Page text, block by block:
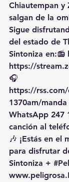
Chiautempan y
salgan de la
Sigue
del estado de
Sintoniza en:📻
https://
🎧
https://
1370am/manda
WhatsApp 247
canción al
🎶 ¡Estás en el
para disfrutar
Sintoniza +